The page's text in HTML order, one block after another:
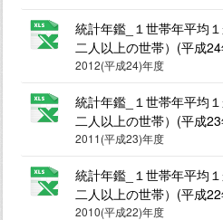
統計年鑑_１世帯年平均
二人以上の世帯）(平成
2012(平成24)年度
統計年鑑_１世帯年平均
二人以上の世帯）(平成
2011(平成23)年度
統計年鑑_１世帯年平均
二人以上の世帯）(平成
2010(平成22)年度